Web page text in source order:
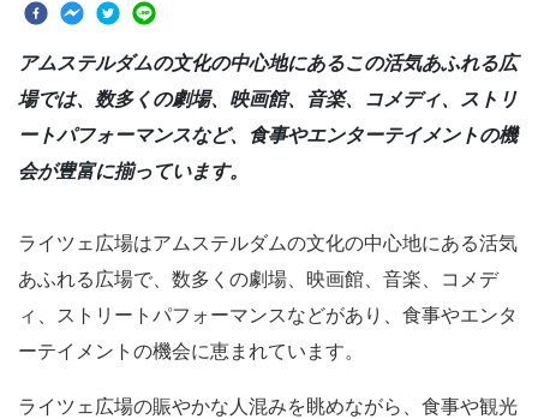
アムステルダムの文化の中心地にあるこの活気あふれる広
場では、数多くの劇場、映画館、音楽、コメディ、ストリ
ートパフォーマンスなど、食事やエンターテイメントの機
会が豊富に揃っています。
ライツェ広場はアムステルダムの文化の中心地にある活気
あふれる広場で、数多くの劇場、映画館、音楽、コメデ
ィ、ストリートパフォーマンスなどがあり、食事やエンタ
ーテイメントの機会に恵まれています。
ライツェ広場の賑やかな人混みを眺めながら、食事や観光